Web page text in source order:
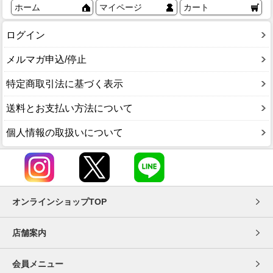
ホーム マイページ カート
ログイン
メルマガ申込/停止
特定商取引法に基づく表示
送料とお支払い方法について
個人情報の取扱いについて
オンラインショップTOP
店舗案内
会員メニュー